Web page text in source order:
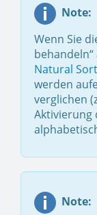
Note:
Wenn Sie
Natural
werden
verglichen
Aktivierung
Note: